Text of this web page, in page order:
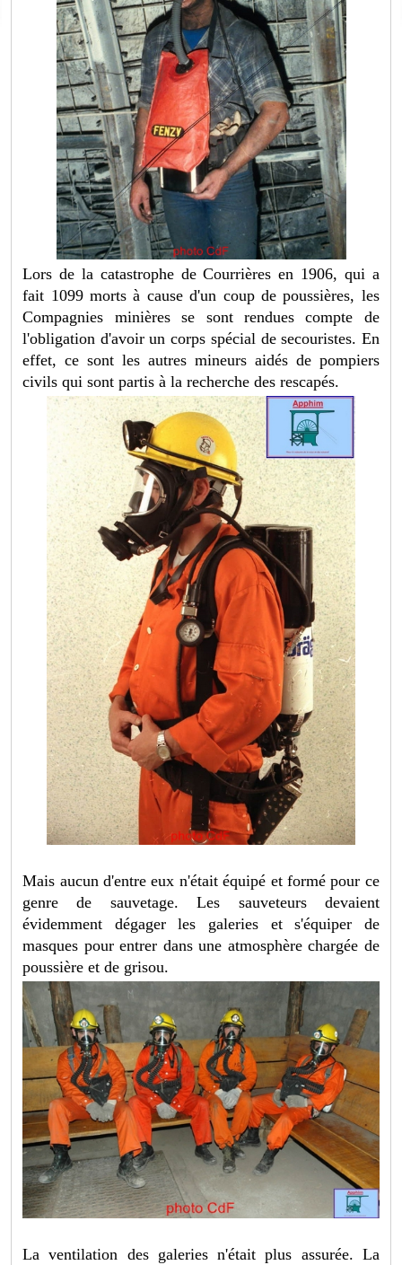
Lors de la catastrophe de Courrières en 1906, qui a
fait 1099 morts à cause d'un coup de poussières, les
Compagnies minières se sont rendues compte de
l'obligation d'avoir un corps spécial de secouristes. En
effet, ce sont les autres mineurs aidés de pompiers
civils qui sont partis à la recherche des rescapés.
Mais aucun d'entre eux n'était équipé et formé pour ce
genre de sauvetage. Les sauveteurs devaient
évidemment dégager les galeries et s'équiper de
masques pour entrer dans une atmosphère chargée de
poussière et de grisou.
La ventilation des galeries n'était plus assurée. La